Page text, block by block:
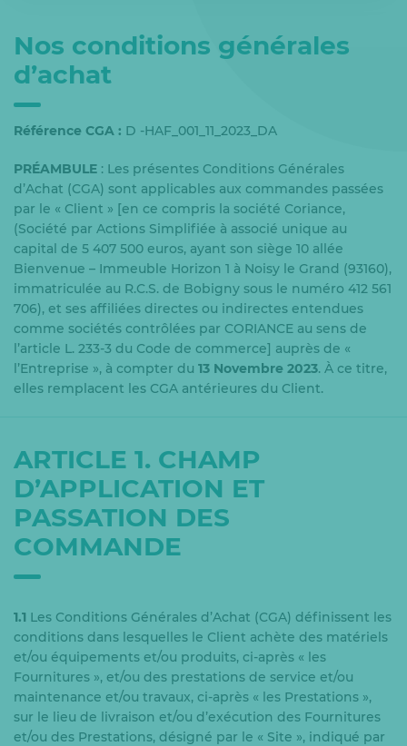
Nos conditions générales
d’achat
Référence CGA : D -HAF_001_11_2023_DA
PRÉAMBULE : Les présentes Conditions Générales
d’Achat (CGA) sont applicables aux commandes passées
par le « Client » [en ce compris la société Coriance,
(Société par Actions Simplifiée à associé unique au
capital de 5 407 500 euros, ayant son siège 10 allée
Bienvenue – Immeuble Horizon 1 à Noisy le Grand (93160),
immatriculée au R.C.S. de Bobigny sous le numéro 412 561
706), et ses affiliées directes ou indirectes entendues
comme sociétés contrôlées par CORIANCE au sens de
l’article L. 233-3 du Code de commerce] auprès de «
l’Entreprise », à compter du 13 Novembre 2023. À ce titre,
elles remplacent les CGA antérieures du Client.
ARTICLE 1. CHAMP
D’APPLICATION ET
PASSATION DES
COMMANDE
1.1 Les Conditions Générales d’Achat (CGA) définissent les
conditions dans lesquelles le Client achète des matériels
et/ou équipements et/ou produits, ci-après « les
Fournitures », et/ou des prestations de service et/ou
maintenance et/ou travaux, ci-après « les Prestations »,
sur le lieu de livraison et/ou d’exécution des Fournitures
et/ou des Prestations, désigné par le « Site », indiqué par